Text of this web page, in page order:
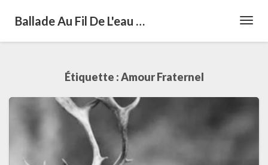
Ballade Au Fil De L'eau …
Étiquette :Amour Fraternel